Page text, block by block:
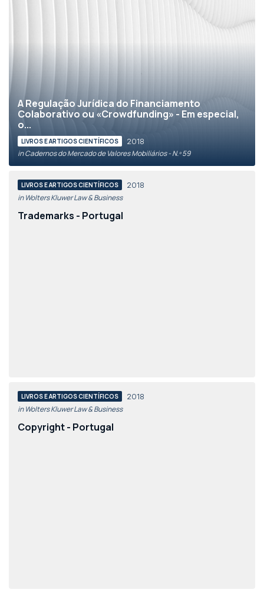
A Regulação Jurídica do Financiamento
Colaborativo ou «Crowdfunding» - Em especial,
o...
LIVROS E ARTIGOS CIENTÍFICOS 2018
in Cadernos do Mercado de Valores Mobiliários - N.º 59
LIVROS E ARTIGOS CIENTÍFICOS 2018
in Wolters Kluwer Law & Business
Trademarks - Portugal
LIVROS E ARTIGOS CIENTÍFICOS 2018
in Wolters Kluwer Law & Business
Copyright - Portugal